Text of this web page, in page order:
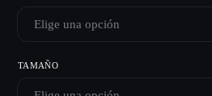
TAMAÑO